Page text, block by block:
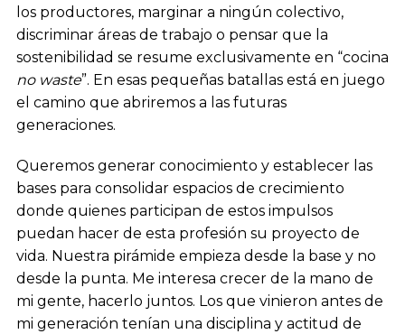
los productores, marginar a ningún colectivo,
discriminar áreas de trabajo o pensar que la
sostenibilidad se resume exclusivamente en “cocina
no waste”. En esas pequeñas batallas está en juego
el camino que abriremos a las futuras
generaciones.
Queremos generar conocimiento y establecer las
bases para consolidar espacios de crecimiento
donde quienes participan de estos impulsos
puedan hacer de esta profesión su proyecto de
vida. Nuestra pirámide empieza desde la base y no
desde la punta. Me interesa crecer de la mano de
mi gente, hacerlo juntos. Los que vinieron antes de
mi generación tenían una disciplina y actitud de